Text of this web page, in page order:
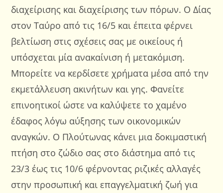
διαχείρισης και διαχείρισης των πόρων. Ο Δίας
στον Ταύρο από τις 16/5 και έπειτα φέρνει
βελτίωση στις σχέσεις σας με οικείους ή
υπόσχεται μία ανακαίνιση ή μετακόμιση.
Μπορείτε να κερδίσετε χρήματα μέσα από την
εκμετάλλευση ακινήτων και γης. Φανείτε
επινοητικοί ώστε να καλύψετε το χαμένο
έδαφος λόγω αύξησης των οικονομικών
αναγκών. Ο Πλούτωνας κάνει μια δοκιμαστική
πτήση στο ζώδιο σας στο διάστημα από τις
23/3 έως τις 10/6 φέρνοντας ριζικές αλλαγές
στην προσωπική και επαγγελματική ζωή για